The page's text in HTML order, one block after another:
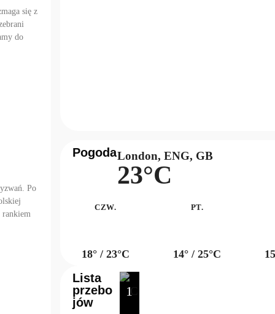
się z
do
Po
rankiem
PogodaLondon, ENG, GB
23°C
CZW.
18° / 23°C
PT.
14° / 25°C
Lista
przebo
jów
1